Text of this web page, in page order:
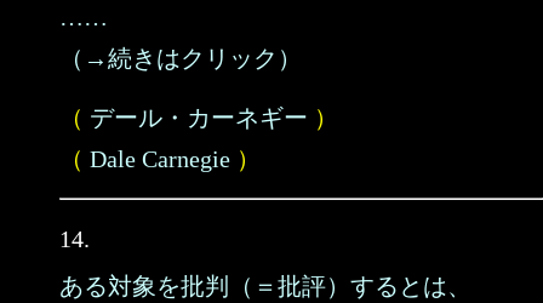
……
（→続きはクリック）
（ デール・カーネギー ）
（ Dale Carnegie ）
14.
ある対象を批判（＝批評）するとは、